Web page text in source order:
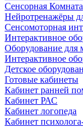
Сенсорная Комната
Нейротренажёры
Сенсомоторная
Интерактивное
Оборудование для
Интерактивное
Детское
Готовые кабинеты
Кабинет ранней
Кабинет РАС
Кабинет логопеда
Кабинет